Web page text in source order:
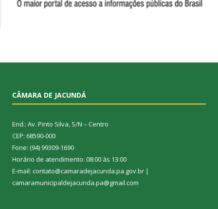
CÂMARA DE JACUNDÁ
End.: Av. Pinto Silva, S/N – Centro
CEP: 68590-000
Fone: (94) 99309-1690
Horário de atendimento: 08:00 às 13:00
E-mail: contato@camaradejacunda.pa.gov.br |
camaramunicipaldejacunda.pa@gmail.com